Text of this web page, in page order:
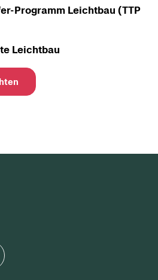
​Programm Leicht­bau (TTP
Leicht­bau